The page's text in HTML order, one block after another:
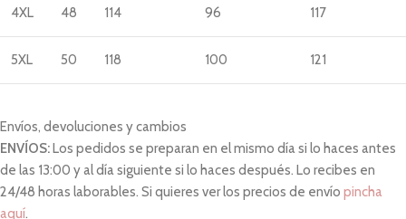
4XL 48 114 96 117
5XL 50 118 100 121
Envíos, devoluciones y cambios
ENVÍOS:Los pedidos se preparan en el mismo día si lo haces antes
de las 13:00 y al día siguiente si lo haces después. Lo recibes en
24/48 horas laborables. Si quieres ver los precios de envío pincha
aquí.